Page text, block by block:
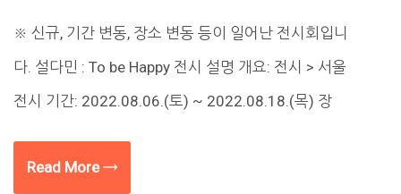
※ 신규, 기간 변동, 장소 변동 등이 일어난 전시회입니
다. 설다민 : To be Happy 전시 설명 개요: 전시 > 서울
전시 기간: 2022.08.06.(토) ~ 2022.08.18.(목) 장
Read More →